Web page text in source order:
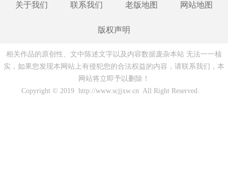
关于我们 联系我们 老版地图 网站地图
版权声明
相关作品的原创性、文中陈述文字以及内容数据庞杂本站 无法一一核
实，如果您发现本网站上有侵犯您的合法权益的内容，请联系我们，本
网站将立即予以删除！
Copyright © 2019 http://www.scjjxw.cn All Right Reserved.